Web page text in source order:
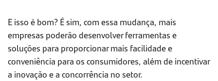
E isso é bom? É sim, com essa mudança, mais
empresas poderão desenvolver ferramentas e
soluções para proporcionar mais facilidade e
conveniência para os consumidores, além de incentivar
a inovação e a concorrência no setor.